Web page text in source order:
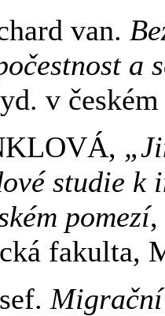
van.
a
v
studie k
pomezí,
fakulta,
Migrační